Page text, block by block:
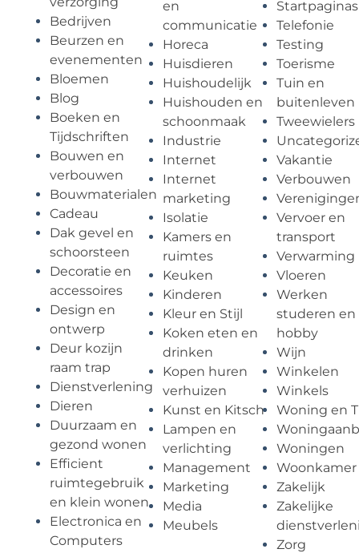
Bedrijven
Beurzen en
evenementen
Bloemen
Blog
Boeken en
Tijdschriften
Bouwen en
verbouwen
Bouwmaterialen
Cadeau
Dak gevel en
schoorsteen
Decoratie en
accessoires
Design en
ontwerp
Deur kozijn
raam trap
Dienstverlening
Dieren
Duurzaam en
gezond wonen
Efficient
ruimtegebruik
en klein wonen
Electronica en
Computers
en
communicatie
Horeca
Huisdieren
Huishoudelijk
Huishouden en
schoonmaak
Industrie
Internet
Internet
marketing
Isolatie
Kamers en
ruimtes
Keuken
Kinderen
Kleur en Stijl
Koken eten en
drinken
Kopen huren
verhuizen
Kunst en Kitsch
Lampen en
verlichting
Management
Marketing
Media
Meubels
Startpaginas
Telefonie
Testing
Toerisme
Tuin en
buitenleven
Tweewielers
Vakantie
Verbouwen
Vervoer en
transport
Verwarming
Vloeren
Werken
studeren en
hobby
Wijn
Winkelen
Winkels
Woning en
Woningen
Woonkamer
Zakelijk
Zakelijke
Zorg